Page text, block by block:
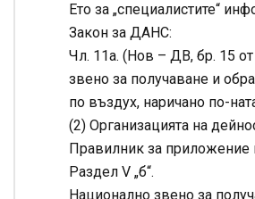
Ето за „специалистите“
Закон за ДАНС:
Чл. 11а. (Нов – ДВ, бр. 15
звено за получаване и
по въздух, наричано по-
(2) Организацията на
Правилник за приложение
Раздел V „б“.
Национално звено за